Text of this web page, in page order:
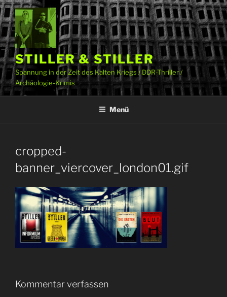
Zum
Inhalt
springen
STILLER & STILLER
Spannung in der Zeit des Kalten Kriegs / DDR-Thriller /
Archäologie-Krimis
Menü
cropped-
banner_viercover_london01.gif
Kommentar verfassen